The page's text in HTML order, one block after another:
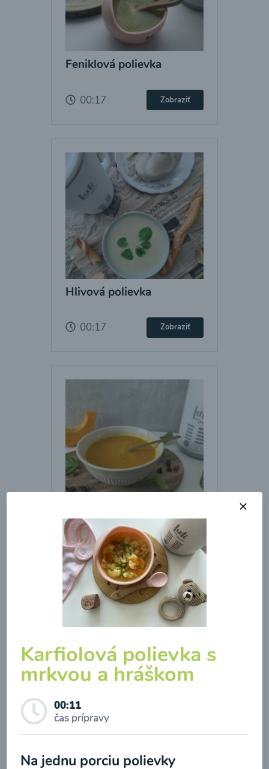
Feniklová polievka
00:17 Zobraziť
Hlivová polievka
00:17 Zobraziť
Hokaido polievka
00:17 Zobraziť
karfiolom a mrkvou
Karfiolová polievka s
mrkvou a hráškom
00:11
čas prípravy
Na jednu porciu polievky
Odber noviniek a akcií
Odoslaním registrácie na Newsletter súhlasím so
spracovaním osobných údajov pre účely